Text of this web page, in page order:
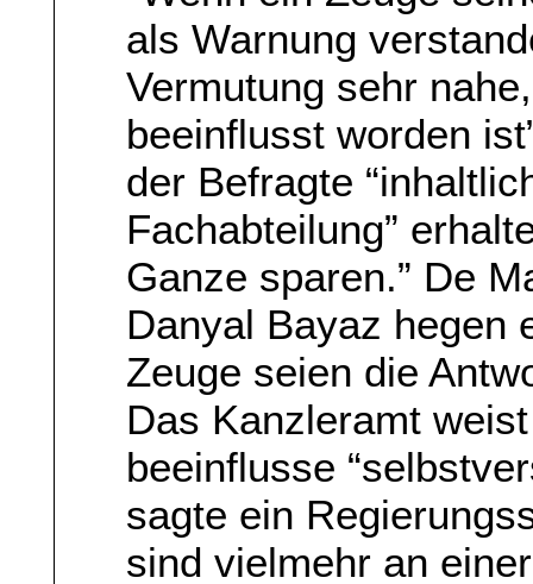
als Warnung
Vermutung sehr
beeinflusst worden
der Befragte
Fachabteilung”
Ganze sparen.” De
Danyal Bayaz hegen
Zeuge seien die
Das Kanzleramt
beeinflusse
sagte ein
sind vielmehr an